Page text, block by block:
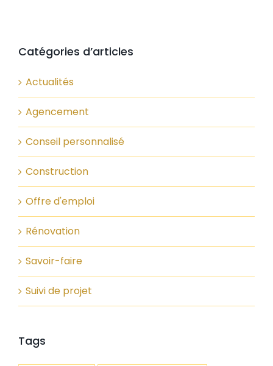
Catégories d’articles
Actualités
Agencement
Conseil personnalisé
Construction
Offre d'emploi
Rénovation
Savoir-faire
Suivi de projet
Tags